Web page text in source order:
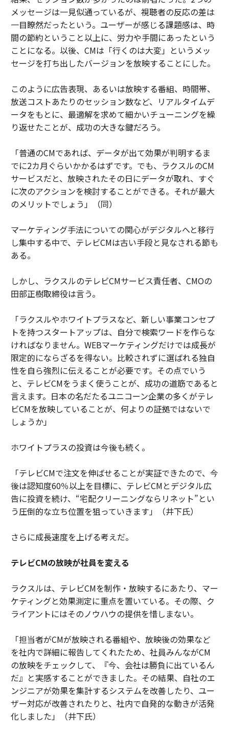
メッセージは一見似通っているが、視聴者の反応の差は
一目瞭然だったという。ユーザーが感じる課題感は、時
間の節約ということ以上に、労力や手間にあったという
ことになる。以後、CMは「行くのは大変」というメッ
セージを打ち出したバージョンを放映することにした。
このように広告表現、あるいは放映する番組、時間帯、
放送コストあたりのセッション数など、リアルタイムデ
ータをもとに、最適解を求めて細かいチューニングを繰
り返せたことが、成功の大きな鍵だろう。
「普通のCMであれば、データが出て効果が判明するま
でに2カ月ぐらいかかるはずです。でも、ラクスルのCM
サービスだと、放映されたその日にデータが取れ、すぐ
に次のアクションを検討することができる。それが最大
のメリットでしょう」（同）
マーケティング手法についての関心がデジタルへと移行
し集中する中で、テレビCMは古い手段と見なされる節も
ある。
しかし、ラクスルのテレビCMサービス責任者、CMOの
田部正樹取締役は言う。
「ラクスルやホワイトプラスなど、新しい事業コンセプ
トを持つスタートアップは、自分で検索ワードを作らな
ければなりません。WEBマーケティングだけでは成長が
限定的にならざるを得ない。比較されずに選ばれる独自
性を自ら強烈に伝えることが必要です。その点でいう
と、テレビCMをうまく使うことが、成功の道筋であると
言えます。日本の名だたるユニコーン企業の多くがテレ
ビCMを放映していることが、何よりの証拠ではないで
しょうか」
ホワイトプラスの投資は今後も続く。
「テレビCMで注文を伸ばせることが実証できたので、今
後は認知度60％以上を目標に、テレビCMとデジタル広
告に投資を続け、“宅配クリーニングならリネット”とい
う圧倒的な立ち位置を狙っていきます」（井下氏）
さらに成長速度を上げる考えだ。
テレビCMの放映が社員を変える
ラクスルは、テレビCMを制作・放映するにあたり、マー
ケティングと効果測定に重点を置いている。その際、ク
ライアントにはそのノウハウの提供を惜しまない。
「担当者がCMが放映される番組や、放映後の効果など
を社内で詳細に報告してくれたため、社員みんながCM
の放映をチェックして、『今、会社は勝負に出ているん
だ』と実感することができました。その結果、自社のエ
ンジニアが効果を集計するシステムを改善したり、ユー
ザー対応が改善されたりと、社内で自発的な動きが活発
化しました」（井下氏）